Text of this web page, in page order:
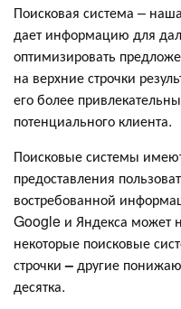
Поисковая система –
дает информацию для
оптимизировать
на верхние строчки
его более
потенциального клиента.
Поисковые системы
предоставления
востребованной
Google и Яндекса может
некоторые поисковые
строчки–другие
десятка.